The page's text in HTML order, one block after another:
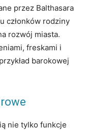
przez Balthasara
członków rodziny
rozwój miasta.
freskami i
barokowej
nie tylko funkcje